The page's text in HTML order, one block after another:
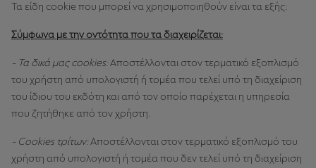
Τα είδη cookie που μπορεί να χρησιμοποιηθούν είναι τα εξής:
Σύμφωνα με την οντότητα που τα διαχειρίζεται:
- Τα δικά μας cookies:Αποστέλλονται στον τερματικό εξοπλισμό
του χρήστη από υπολογιστή ή τομέα που τελεί υπό τη διαχείριση
του ίδιου του εκδότη και από τον οποίο παρέχεται η υπηρεσία
που ζητήθηκε από τον χρήστη.
- Cookies τρίτων:Αποστέλλονται στον τερματικό εξοπλισμό του
χρήστη από υπολογιστή ή τομέα που δεν τελεί υπό τη διαχείριση